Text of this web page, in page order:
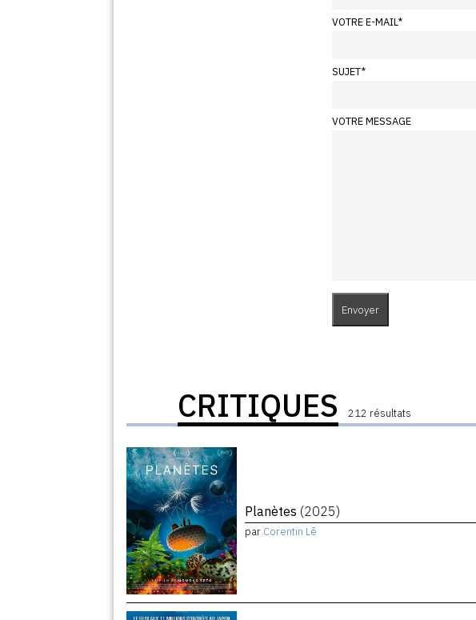
VOTRE E-MAIL*
SUJET*
VOTRE MESSAGE
CRITIQUES 212 résultats
Planètes (2025)
par Corentin Lê